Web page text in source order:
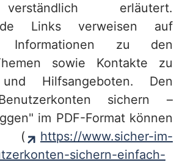
erläutert.
Links verweisen auf
Informationen zu den
sowie Kontakte zu
Hilfsangeboten. Den
sichern –
im PDF-Format können
(
https://www.sicher-im-
sichern-einfach-